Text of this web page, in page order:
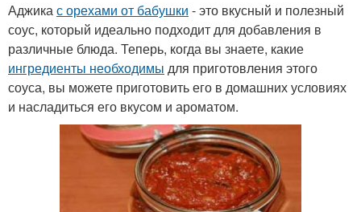
Аджикас орехами от бабушки - это вкусный и полезный
соус, который идеально подходит для добавления в
различные блюда. Теперь, когда вы знаете, какие
ингредиенты необходимы для приготовления этого
соуса, вы можете приготовить его в домашних условиях
и насладиться его вкусом и ароматом.